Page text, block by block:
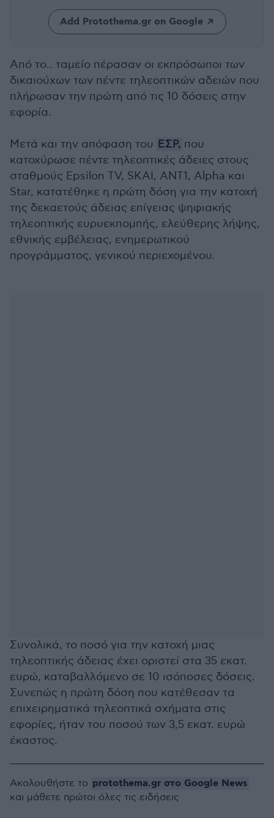
Add Protothema.gr on Google
Από το.. ταμείο πέρασαν οι εκπρόσωποι των
δικαιούχων των πέντε τηλεοπτικών αδειών που
πλήρωσαν την πρώτη από τις 10 δόσεις στην
εφορία.
Μετά και την απόφαση του ΕΣΡ, που
κατοχύρωσε πέντε τηλεοπτικές άδειες στους
σταθμούς Epsilon TV, SKAI, ANT1, Alpha και
Star, κατατέθηκε η πρώτη δόση για την κατοχή
της δεκαετούς άδειας επίγειας ψηφιακής
τηλεοπτικής ευρυεκπομπής, ελεύθερης λήψης,
εθνικής εμβέλειας, ενημερωτικού
προγράμματος, γενικού περιεχομένου.
Συνολικά, το ποσό για την κατοχή μιας
τηλεοπτικής άδειας έχει οριστεί στα 35 εκατ.
ευρώ, καταβαλλόμενο σε 10 ισόποσες δόσεις.
Συνεπώς η πρώτη δόση που κατέθεσαν τα
επιχειρηματικά τηλεοπτικά σχήματα στις
εφορίες, ήταν του ποσού των 3,5 εκατ. ευρώ
έκαστος.
Ακολουθήστε το protothema.gr στο Google News
και μάθετε πρώτοι όλες τις ειδήσεις